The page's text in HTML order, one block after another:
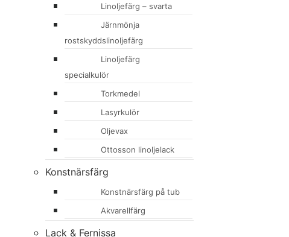
Linoljefärg – svarta
Järnmönja
rostskyddslinoljefärg
Linoljefärg
specialkulör
Torkmedel
Lasyrkulör
Oljevax
Ottosson linoljelack
Konstnärsfärg
Konstnärsfärg på tub
Akvarellfärg
Lack & Fernissa